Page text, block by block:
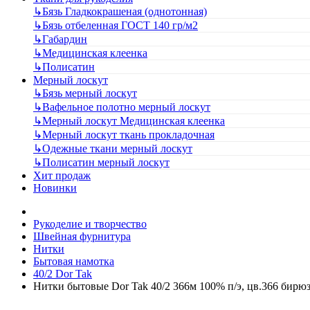
↳Бязь Гладкокрашеная (однотонная)
↳Бязь отбеленная ГОСТ 140 гр/м2
↳Габардин
↳Медицинская клеенка
↳Полисатин
Мерный лоскут
↳Бязь мерный лоскут
↳Вафельное полотно мерный лоскут
↳Мерный лоскут Медицинская клеенка
↳Мерный лоскут ткань прокладочная
↳Одежные ткани мерный лоскут
↳Полисатин мерный лоскут
Хит продаж
Новинки
Рукоделие и творчество
Швейная фурнитура
Нитки
Бытовая намотка
40/2 Dor Tak
Нитки бытовые Dor Tak 40/2 366м 100% п/э, цв.366